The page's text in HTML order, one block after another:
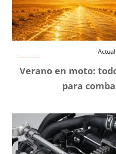
Verano en moto:
para